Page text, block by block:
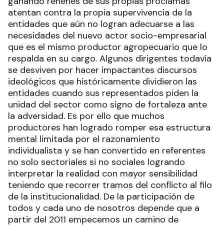
atentan contra la propia supervivencia de la
entidades que aún no logran adecuarse a las
necesidades del nuevo actor socio-empresarial
que es el mismo productor agropecuario que lo
respalda en su cargo. Algunos dirigentes todavía
se desviven por hacer impactantes discursos
ideológicos que históricamente dividieron las
entidades cuando sus representados piden la
unidad del sector como signo de fortaleza ante
la adversidad. Es por ello que muchos
productores han logrado romper esa estructura
mental limitada por el razonamiento
individualista y se han convertido en referentes
no solo sectoriales si no sociales logrando
interpretar la realidad con mayor sensibilidad
teniendo que recorrer tramos del conflicto al filo
de la institucionalidad. De la participación de
todos y cada uno de nosotros depende que a
partir del 2011 empecemos un camino de